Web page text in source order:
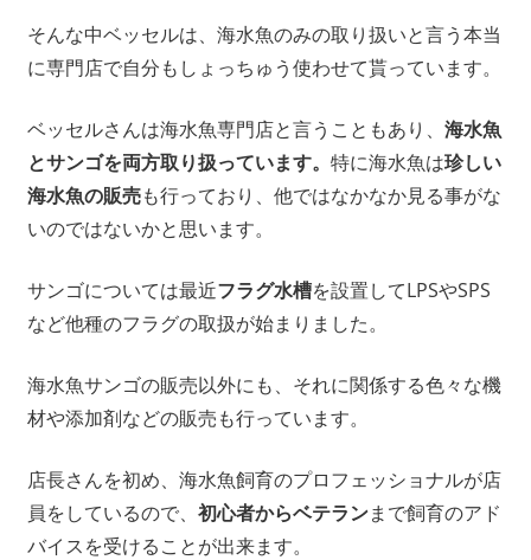
そんな中ベッセルは、海水魚のみの取り扱いと言う本当
に専門店で自分もしょっちゅう使わせて貰っています。
ベッセルさんは海水魚専門店と言うこともあり、 海水魚
とサンゴを両方取り扱っています。 特に海水魚は珍しい
海水魚の販売も行っており、他ではなかなか見る事がな
いのではないかと思います。
サンゴについては最近フラグ水槽を設置してLPSやSPS
など他種のフラグの取扱が始まりました。
海水魚サンゴの販売以外にも、それに関係する色々な機
材や添加剤などの販売も行っています。
店長さんを初め、海水魚飼育のプロフェッショナルが店
員をしているので、 初心者からベテランまで飼育のアド
バイスを受けることが出来ます。